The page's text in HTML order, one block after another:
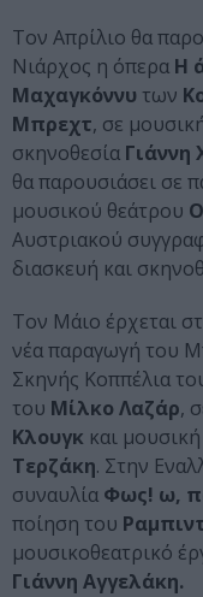
Τον Απρίλιο θα
Νιάρχος η όπερα Η
Μαχαγκόννυ των
Μπρεχτ, σε
σκηνοθεσία Γιάννη
θα παρουσιάσει σε
μουσικού θεάτρου
Αυστριακού
διασκευή και
Τον Μάιο έρχεται
νέα παραγωγή του
Σκηνής Κοππέλια
του Μίλκο Λαζάρ,
Κλουγκ και
Τερζάκη. Στην
συναυλία Φως! ω,
ποίηση του
μουσικοθεατρικό
Γιάννη Αγγελάκη.